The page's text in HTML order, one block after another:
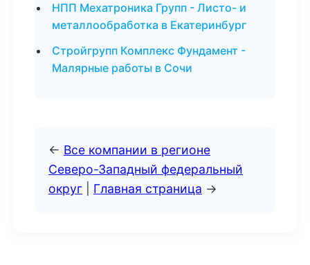
НПП Мехатроника Групп - Листо- и
металлообработка в Екатеринбург
Стройгрупп Комплекс Фундамент -
Малярные работы в Сочи
← Все компании в регионе
Северо-Западный федеральный
округ
Главная страница →